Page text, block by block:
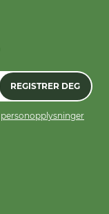
REGISTRER DEG
personopplysninger